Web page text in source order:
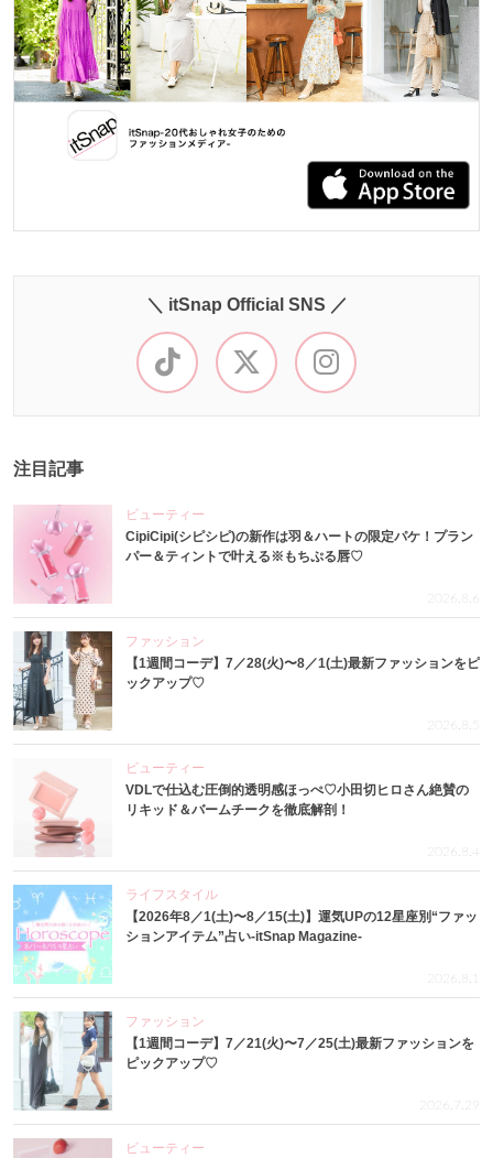
＼ itSnap Official SNS ／
注目記事
ビューティー
CipiCipi(シピシピ)の新作は羽＆ハートの限定パケ！プラン
パー＆ティントで叶える※もちぷる唇♡
2026.8.6
ファッション
【1週間コーデ】7／28(火)〜8／1(土)最新ファッションをピ
ックアップ♡
2026.8.5
ビューティー
VDLで仕込む圧倒的透明感ほっぺ♡小田切ヒロさん絶賛の
リキッド＆バームチークを徹底解剖！
2026.8.4
ライフスタイル
【2026年8／1(土)〜8／15(土)】運気UPの12星座別“ファッ
ションアイテム”占い-itSnap Magazine-
2026.8.1
ファッション
【1週間コーデ】7／21(火)〜7／25(土)最新ファッションを
ピックアップ♡
2026.7.29
ビューティー